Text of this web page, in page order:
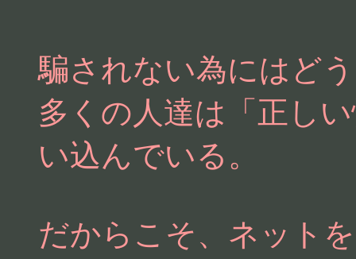
騙されない為にはど
多くの人達は「正し
い込んでいる。
だからこそ、ネット